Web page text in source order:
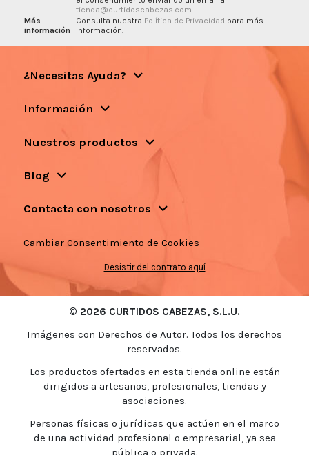
tienda@curtidoscabezas.com
Más
información
Consulta nuestra Política de Privacidad para más
información.
¿Necesitas Ayuda?
Información
Nuestros productos
Blog
Contacta con nosotros
Cambiar Consentimiento de Cookies
Desistir del contrato aquí
© 2026 CURTIDOS CABEZAS, S.L.U.
Imágenes con Derechos de Autor. Todos los derechos
reservados.
Los productos ofertados en esta tienda online están
dirigidos a artesanos, profesionales, tiendas y
asociaciones.
Personas físicas o jurídicas que actúen en el marco
de una actividad profesional o empresarial, ya sea
pública o privada.